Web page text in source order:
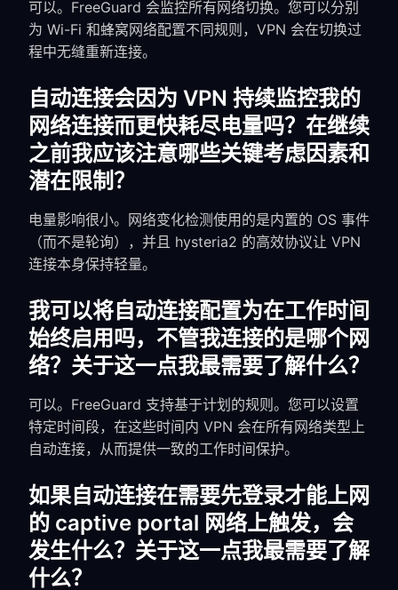
可以。FreeGuard 会监控所有网络切换。您可以分别
为 Wi-Fi 和蜂窝网络配置不同规则，VPN 会在切换过
程中无缝重新连接。
自动连接会因为 VPN 持续监控我的
网络连接而更快耗尽电量吗？在继续
之前我应该注意哪些关键考虑因素和
潜在限制？
电量影响很小。网络变化检测使用的是内置的 OS 事件
（而不是轮询），并且 hysteria2 的高效协议让 VPN
连接本身保持轻量。
我可以将自动连接配置为在工作时间
始终启用吗，不管我连接的是哪个网
络？关于这一点我最需要了解什么？
可以。FreeGuard 支持基于计划的规则。您可以设置
特定时间段，在这些时间内 VPN 会在所有网络类型上
自动连接，从而提供一致的工作时间保护。
如果自动连接在需要先登录才能上网
的 captive portal 网络上触发，会
发生什么？关于这一点我最需要了解
什么？